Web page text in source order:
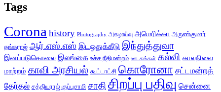
Tags
Corona history Photography அகழாய்வு அமெரிக்கா அருண்குமார்
தங்கராஜ் ஆர்.எஸ்.எஸ் இடஒதுக்கீடு இந்துத்துவா
இனப்படுகொலை இலங்கை உச்ச நீதிமன்றம் ஊடகங்கள் கல்வி காலநிலை
மாற்றம் காவி அரசியல் கூட்டாட்சி கொரோனா சட்டமன்றத்
தேர்தல் சத்தியராஜ் குப்புசாமி சாதிசிறப்பு பதிவு சென்னை